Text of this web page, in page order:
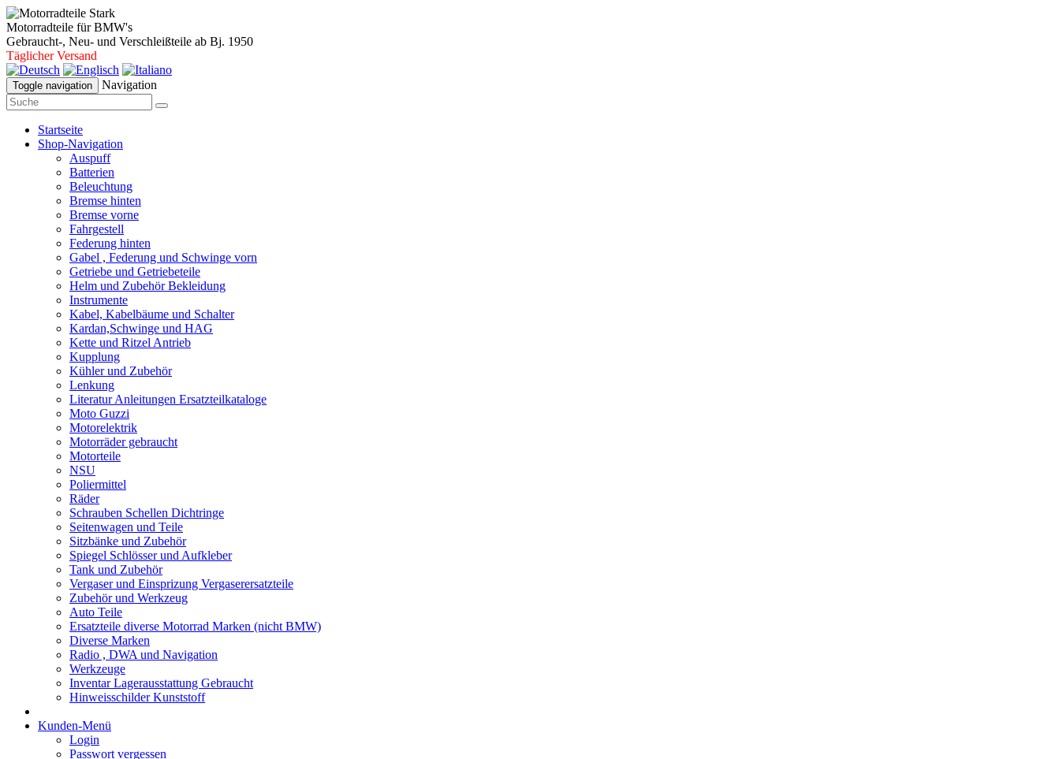
Motorradteile für BMW's
Gebraucht-, Neu- und Verschleißteile ab Bj. 1950
Täglicher Versand
Toggle navigation Navigation
Startseite
Shop-Navigation
Auspuff
Batterien
Beleuchtung
Bremse hinten
Bremse vorne
Fahrgestell
Federung hinten
Gabel , Federung und Schwinge vorn
Getriebe und Getriebeteile
Helm und Zubehör Bekleidung
Instrumente
Kabel, Kabelbäume und Schalter
Kardan,Schwinge und HAG
Kette und Ritzel Antrieb
Kupplung
Kühler und Zubehör
Lenkung
Literatur Anleitungen Ersatzteilkataloge
Moto Guzzi
Motorelektrik
Motorräder gebraucht
Motorteile
NSU
Poliermittel
Räder
Schrauben Schellen Dichtringe
Seitenwagen und Teile
Sitzbänke und Zubehör
Spiegel Schlösser und Aufkleber
Tank und Zubehör
Vergaser und Einsprizung Vergaserersatzteile
Zubehör und Werkzeug
Auto Teile
Ersatzteile diverse Motorrad Marken (nicht BMW)
Diverse Marken
Radio , DWA und Navigation
Werkzeuge
Inventar Lagerausstattung Gebraucht
Hinweisschilder Kunststoff
Kunden-Menü
Login
Passwort vergessen